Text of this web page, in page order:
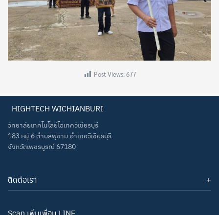
Post Views:677
HIGHTECH WICHIANBURI
วิทยาลัยเทคโนโลยีไฮเทควิเชียรบุรี
183 หมู่ 6 ตำบลพุขาม อำเภอวิเชียรบุรี
จังหวัดเพชรบูรณ์ 67180
ติดต่อเรา
โทรศัพท์: 093-3277343
อีเมล: hightechwichian@gmail.com